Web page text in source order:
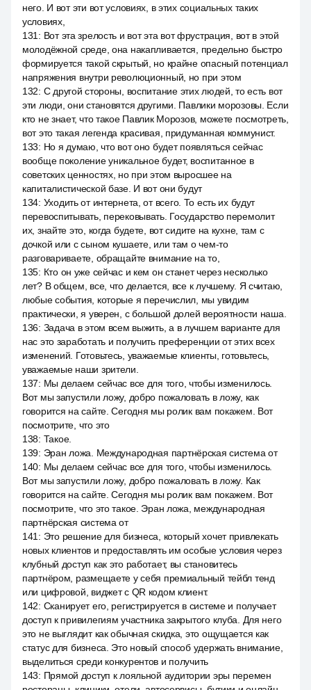
него. И вот эти вот условиях, в этих социальных таких
условиях,
131 : Вот эта зрелость и вот эта вот фрустрация, вот в этой
молодёжной среде, она накапливается, предельно быстро
формируется такой скрытый, но крайне опасный потенциал
напряжения внутри революционный, но при этом
132: С другой стороны, воспитание этих людей, то есть вот
эти люди, они становятся другими. Павлики морозовы. Если
кто не знает, что такое Павлик Морозов, можете посмотреть,
вот это такая легенда красивая, придуманная коммунист.
133: Но я думаю, что вот оно будет появляться сейчас
вообще поколение уникальное будет, воспитанное в
советских ценностях, но при этом выросшее на
капиталистической базе. И вот они будут
134: Уходить от интернета, от всего. То есть их будут
перевоспитывать, перековывать. Государство перемолит
их, знайте это, когда будете, вот сидите на кухне, там с
дочкой или с сыном кушаете, или там о чем-то
разговариваете, обращайте внимание на то,
135: Кто он уже сейчас и кем он станет через несколько
лет? В общем, все, что делается, все к лучшему. Я считаю,
любые события, которые я перечислил, мы увидим
практически, я уверен, с большой долей вероятности наша.
136: Задача в этом всем выжить, а в лучшем варианте для
нас это заработать и получить преференции от этих всех
изменений. Готовьтесь, уважаемые клиенты, готовьтесь,
уважаемые наши зрители.
137: Мы делаем сейчас все для того, чтобы изменилось.
Вот мы запустили ложу, добро пожаловать в ложу, как
говорится на сайте. Сегодня мы ролик вам покажем. Вот
посмотрите, что это
138: Такое.
139: Эран ложа. Международная партнёрская система от
140: Мы делаем сейчас все для того, чтобы изменилось.
Вот мы запустили ложу, добро пожаловать в ложу. Как
говорится на сайте. Сегодня мы ролик вам покажем. Вот
посмотрите, что это такое. Эран ложа, международная
партнёрская система от
141 : Это решение для бизнеса, который хочет привлекать
новых клиентов и предоставлять им особые условия через
клубный доступ как это работает, вы становитесь
партнёром, размещаете у себя премиальный тейбл тенд
или цифровой, виджет с QR кодом клиент.
142: Сканирует его, регистрируется в системе и получает
доступ к привилегиям участника закрытого клуба. Для него
это не выглядит как обычная скидка, это ощущается как
статус для бизнеса. Это новый способ удержать внимание,
выделиться среди конкурентов и получить
143: Прямой доступ к лояльной аудитории эры перемен